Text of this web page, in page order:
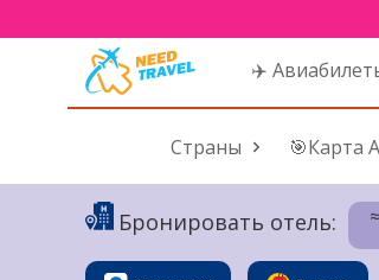
✈️
Страны 🎯Карта
Бронировать отель: